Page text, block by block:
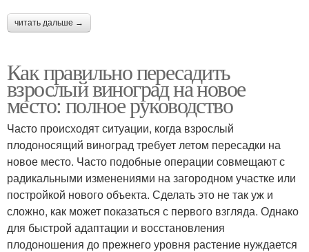
читать дальше →
Как правильно пересадить
взрослый виноград на новое
место: полное руководство
Часто происходят ситуации, когда взрослый
плодоносящий виноград требует летом пересадки на
новое место. Часто подобные операции совмещают с
радикальными изменениями на загородном участке или
постройкой нового объекта. Сделать это не так уж и
сложно, как может показаться с первого взгляда. Однако
для быстрой адаптации и восстановления
плодоношения до прежнего уровня растение нуждается